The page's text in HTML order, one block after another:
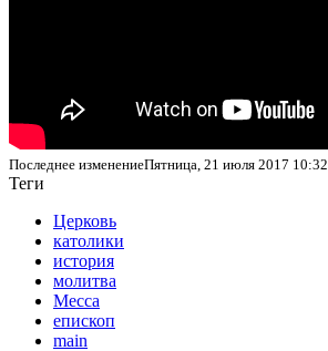
Последнее изменениеПятница, 21 июля 2017 10:32
Теги
Церковь
католики
история
молитва
Месса
епископ
main